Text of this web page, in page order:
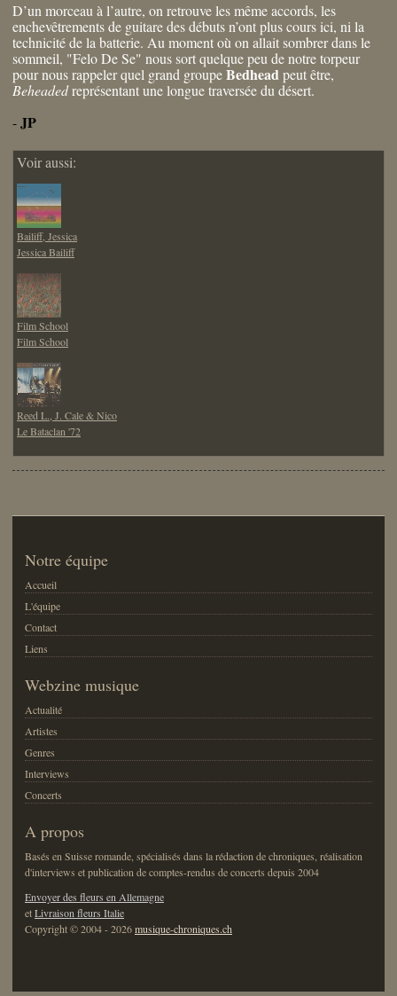
D’un morceau à l’autre, on retrouve les même accords, les
enchevêtrements de guitare des débuts n’ont plus cours ici, ni la
technicité de la batterie. Au moment où on allait sombrer dans le
sommeil, "Felo De Se" nous sort quelque peu de notre torpeur
pour nous rappeler quel grand groupeBedheadpeut être,
Beheadedreprésentant une longue traversée du désert.
-JP
Voir aussi:
Bailiff, Jessica
Jessica Bailiff
Film School
Film School
Reed L., J. Cale & Nico
Le Bataclan '72
Notre équipe
Accueil
L'équipe
Contact
Liens
Webzine musique
Actualité
Artistes
Genres
Interviews
Concerts
A propos
Basés en Suisse romande, spécialisés dans la rédaction de chroniques, réalisation
d'interviews et publication de comptes-rendus de concerts depuis 2004
Envoyer des fleurs en Allemagne
etLivraison fleurs Italie
Copyright © 2004 - 2026musique-chroniques.ch